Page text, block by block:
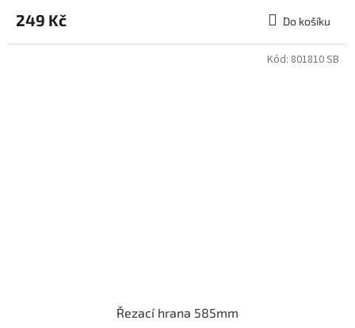
249 Kč Do košíku
Řezací hrana 585mm
Kód: 801810 SB